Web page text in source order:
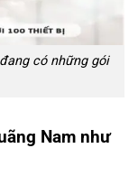
có những gói
Nam như